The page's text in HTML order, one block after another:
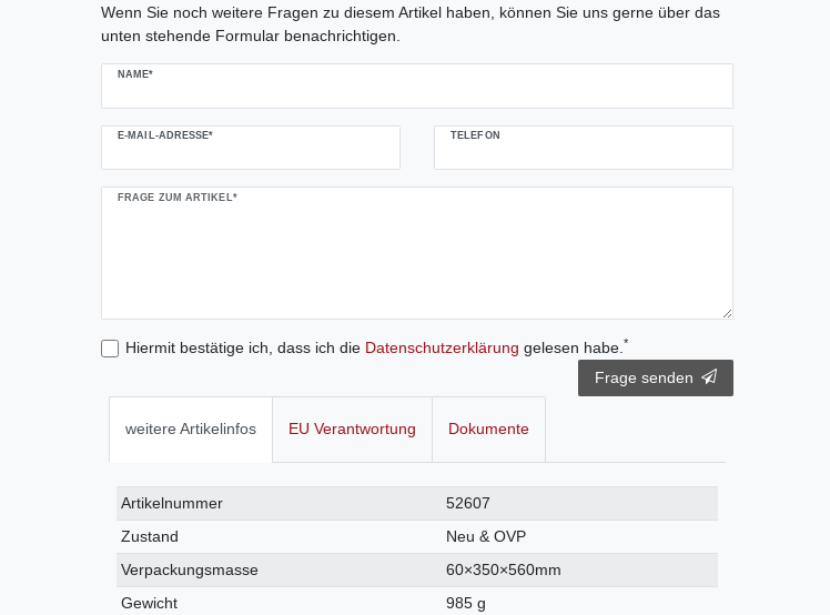
Wenn Sie noch weitere Fragen zu diesem Artikel haben, können Sie uns gerne über das
unten stehende Formular benachrichtigen.
NAME*
E-MAIL-ADRESSE* TELEFON
FRAGE ZUM ARTIKEL*
Hiermit bestätige ich, dass ich die Daten­schutz­erklärung gelesen habe.*
Frage senden
weitere Artikelinfos EU Verantwortung Dokumente
Technisches
Merkmal
Wert
Artikelnummer
52607
Zustand
Neu & OVP
Verpackungsmasse
60×350×560mm
Gewicht
985 g